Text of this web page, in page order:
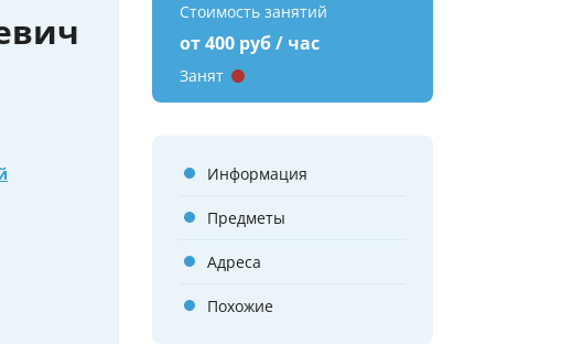
Стоимость занятий
от 400 руб / час
Занят
Информация
Предметы
Адреса
Похожие